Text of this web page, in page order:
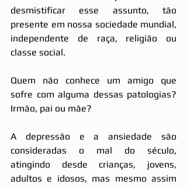
desmistificar esse assunto, tão
presente em nossa sociedade mundial,
independente de raça, religião ou
classe social.
Quem não conhece um amigo que
sofre com alguma dessas patologias?
Irmão, pai ou mãe?
A depressão e a ansiedade são
consideradas o mal do século,
atingindo desde crianças, jovens,
adultos e idosos, mas mesmo assim